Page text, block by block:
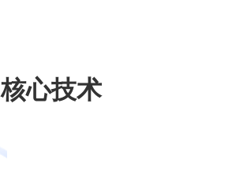
核心技术